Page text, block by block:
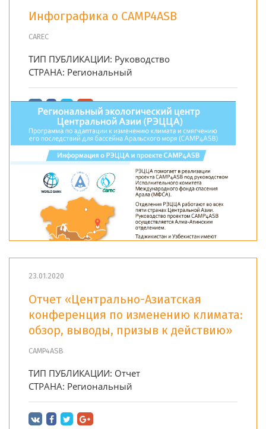
Инфографика о CAMP4ASB
CAREC
ТИП ПУБЛИКАЦИИ: Руководство
СТРАНА: Региональный
23.01.2020
Отчет «Центрально-Азиатская
конференция по изменению климата:
обзор, выводы, призыв к действию»
CAMP4ASB
ТИП ПУБЛИКАЦИИ: Отчет
СТРАНА: Региональный